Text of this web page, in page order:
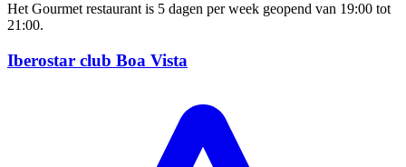
Het Gourmet restaurant is 5 dagen per week geopend van 19:00 tot
21:00.
Iberostar club Boa Vista